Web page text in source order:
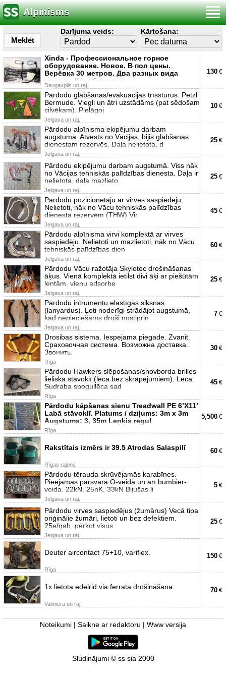
Alpīnisms
Meklēt
Darījuma veids: Kārtošana:
Xinda - Профессиональное горное
оборудование. Новое. В пол цены.
Верёвка 30 метров. Два разных вида
упряжи. Карабины и п
Daugavpils un raj.
130 €
Pārdodu glābšanas/evakuācijas trīssturus. Petzl
Bermude. Viegli un ātri uzstādāms (pat sēdošam
cilvēkam). Pielāgoj
Jelgava un raj.
10 €
Pārdodu alpīnisma ekipējumu darbam
augstumā. Atvests no Vācijas, bijis glābšanas
dienestam rezervēs. Daļa nelietota, d
Jelgava un raj.
25 €
Pārdodu ekipējumu darbam augstumā. Viss nāk
no Vācijas tehniskās palīdzības dienesta. Daļa ir
nelietota, daļa mazlieto
Jelgava un raj.
25 €
Pārdodu pozicionētāju ar virves saspiedēju.
Nelietoti, nāk no Vācu tehniskās palīdzības
dienesta rezervēm (THW) Vir
Jelgava un raj.
45 €
Pārdodu alpīnisma virvi komplektā ar virves
saspiedēju. Nelietoti un mazlietoti, nāk no Vācu
tehniskās palīdzības dien
Jelgava un raj.
60 €
Pārdodu Vācu ražotāja Skylotec drošināšanas
āķus. Vienā komplektā ietilst divi āķi ar piešūtām
lentām, vienu adsorbe
Jelgava un raj.
25 €
Pārdodu intrumentu elastīgās siksnas
(lanyardus). Ļoti noderīgi strādājot augstumā,
kad nepieciešams droši nostiprin
Jelgava un raj.
7 €
Drosibas sistema. Iespejama piegade. Zvanit.
Сраховочная система. Возможна доставка.
Звонить.
Rīga
30 €
Pārdodu Hawkers slēpošanas/snovborda brilles
lieliskā stāvoklī (lēca bez skrāpējumiem). Lēca:
Sudraba spoguļlēca sad
Rīga
45 €
Pārdodu kāpšanas sienu Treadwall PE 6’X11’
Labā stāvoklī. Platums / dziļums: 3m x 3m
Augstums: 3, 35m Leņķis regul
Rīga
5,500 €
Rakstītais izmērs ir 39.5 Atrodas Salaspilī
Rīgas rajons
60 €
Pārdodu tērauda skrūvējamās karabīnes.
Pieejamas pārsvarā O-veida un arī bumbier-
veida. 22kN, 25nK, 33kN Bijušas li
Jelgava un raj.
5 €
Pārdodu virves saspiedējus (žumārus) Vecā tipa
oriģinālie žumāri, lietoti un bez defektiem.
25e/gab, pērkot visus
Jelgava un raj.
25 €
Deuter aircontact 75+10, variflex.
Rīga
150 €
1x lietota edelrid via ferrata drošināšana.
Valmiera un raj.
70 €
Noteikumi Saikne ar redaktoru Www versija
Sludinājumi © ss sia 2000